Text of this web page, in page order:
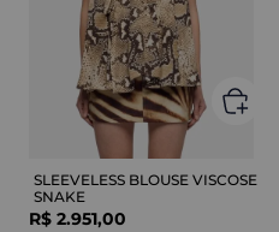
SLEEVELESS BLOUSE VISCOSE
SNAKE
R$ 2.951,00